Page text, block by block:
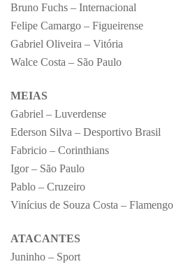
Bruno Fuchs – Internacional
Felipe Camargo – Figueirense
Gabriel Oliveira – Vitória
Walce Costa – São Paulo
MEIAS
Gabriel – Luverdense
Ederson Silva – Desportivo Brasil
Fabricio – Corinthians
Igor – São Paulo
Pablo – Cruzeiro
Vinícius de Souza Costa – Flamengo
ATACANTES
Juninho – Sport